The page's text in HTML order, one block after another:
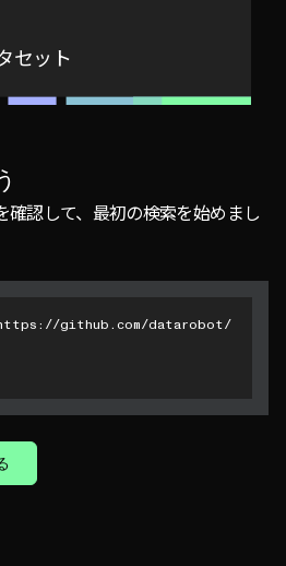
セット
確認して、最初の検索を始めまし
github.com/datarobot/